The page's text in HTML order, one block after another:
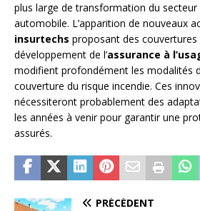
plus large de transformation du secteur
automobile. L’apparition de nouveaux
insurtechs proposant des
développement de l’assurance à
modifient profondément les modalités
couverture du risque incendie. Ces
nécessiteront probablement des
les années à venir pour garantir une
assurés.
PRÉCÉDENT